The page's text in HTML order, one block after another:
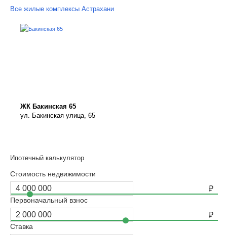
Все жилые комплексы Астрахани
ЖК Бакинская 65
ул. Бакинская улица, 65
Ипотечный калькулятор
Стоимость недвижимости
Первоначальный взнос
Ставка